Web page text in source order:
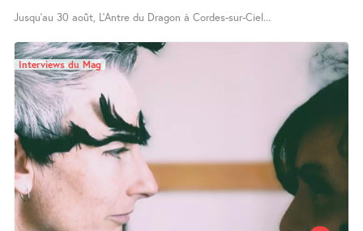
Jusqu’au 30 août, L’Antre du Dragon à Cordes-sur-Ciel...
Interviews du Mag